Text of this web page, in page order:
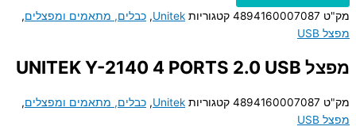
מק"ט 4894160007087 קטגוריות Unitek
, כבלים, מתאמים ומפצלים,
מפצל USB
מפצל UNITEK Y-2140 4 PORTS 2.0 USB
מק"ט 4894160007087 קטגוריות Unitek
, כבלים, מתאמים ומפצלים,
מפצל USB